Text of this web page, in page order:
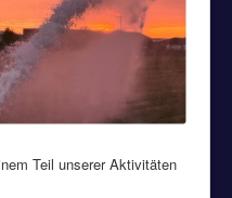
Teil unserer Aktivitäten